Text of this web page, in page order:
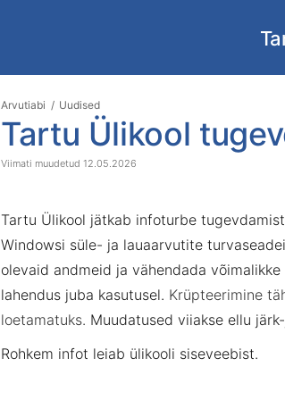
Arvutiabi UudisedSkip
to
end
of
to
start
of
Tartu Ülikool
12.05.2026
Tartu Ülikool jätkab infoturbe
Windowsi süle- ja lauaarvutite
olevaid andmeid ja vähendada
lahendus juba kasutusel. Krüpteerimine
loetamatuks. Muudatused viiakse ellu
Rohkem infot leiab ülikooli siseveebist.